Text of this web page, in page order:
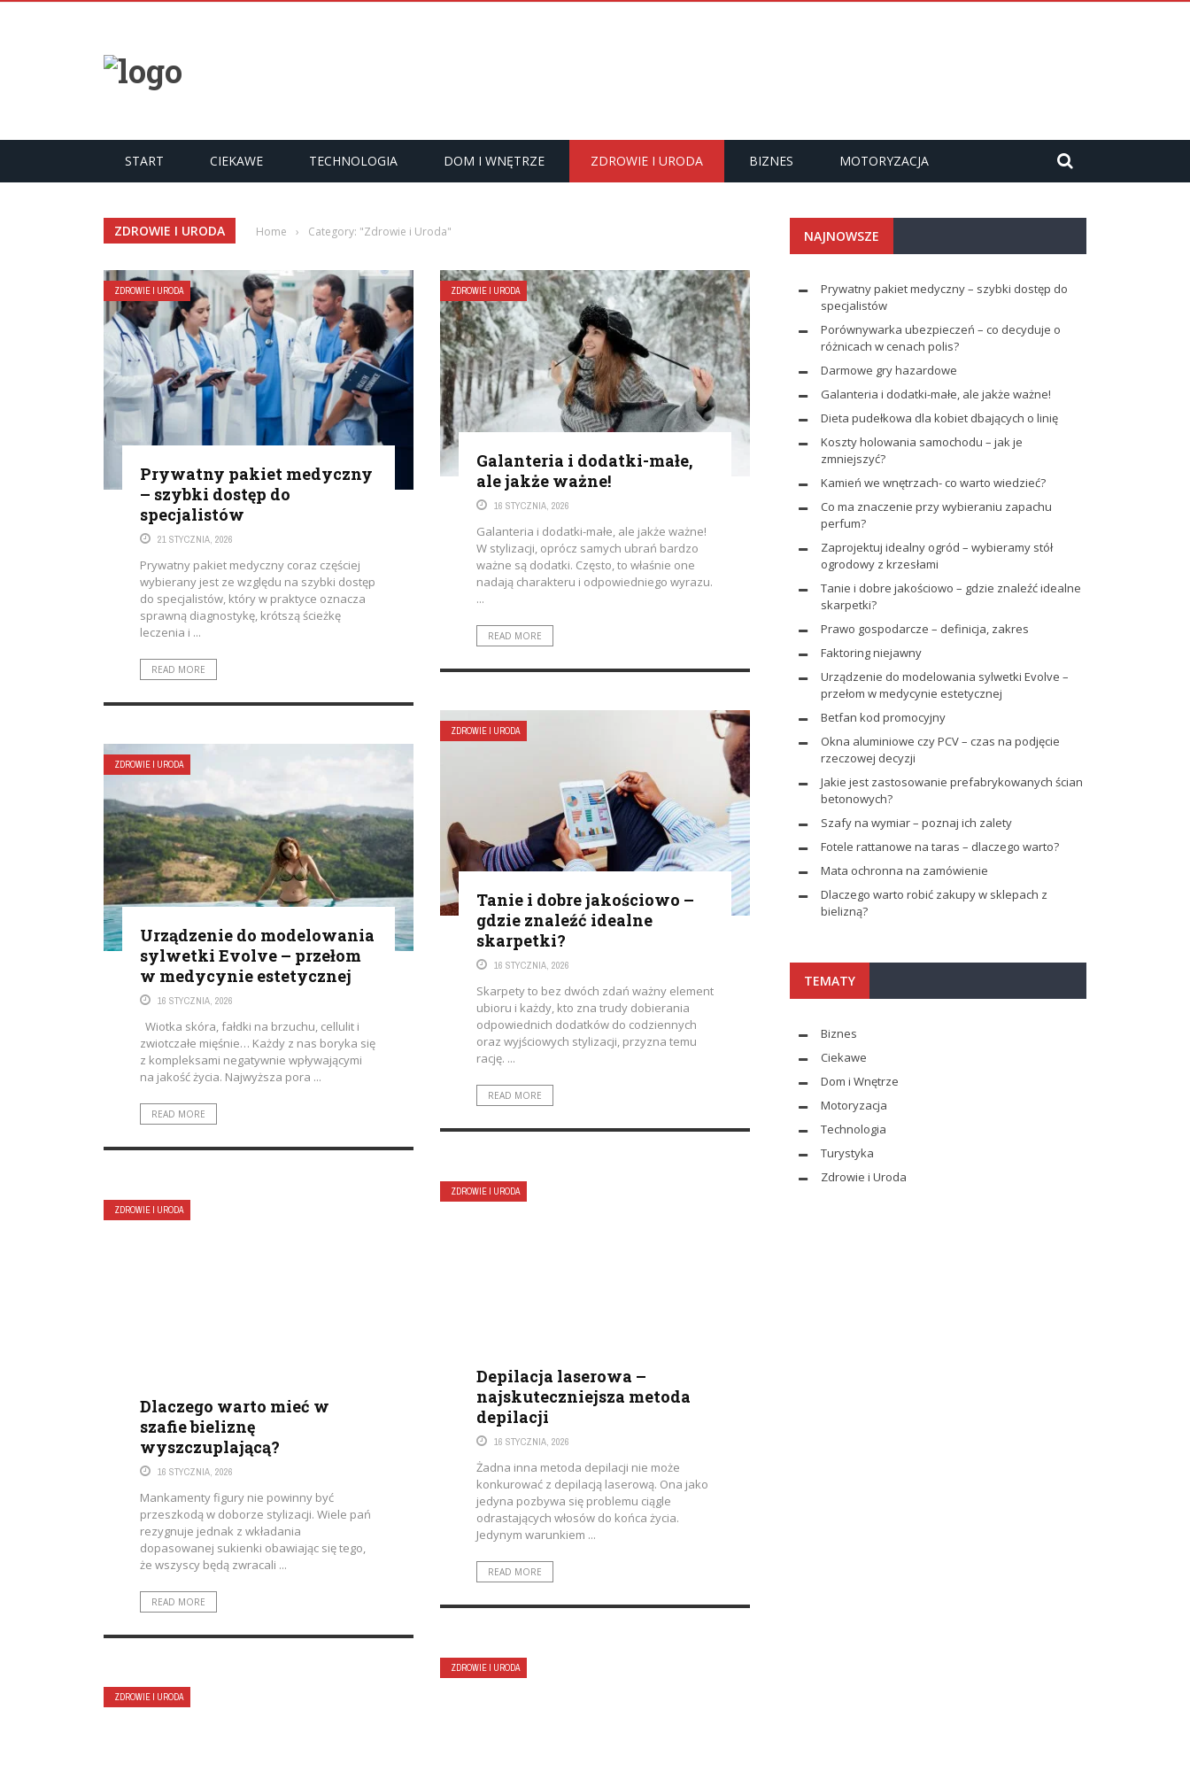
START CIEKAWE TECHNOLOGIA DOM I WNĘTRZE ZDROWIE I URODA BIZNES MOTORYZACJA
ZDROWIE I URODA Home › Category: "Zdrowie i Uroda"
ZDROWIE I URODA
Prywatny pakiet medyczny
– szybki dostęp do
specjalistów
21 STYCZNIA, 2026
Prywatny pakiet medyczny coraz częściej
wybierany jest ze względu na szybki dostęp
do specjalistów, który w praktyce oznacza
sprawną diagnostykę, krótszą ścieżkę
leczenia i ...
READ MORE
ZDROWIE I URODA
Galanteria i dodatki-małe,
ale jakże ważne!
16 STYCZNIA, 2026
Galanteria i dodatki-małe, ale jakże ważne!
W stylizacji, oprócz samych ubrań bardzo
ważne są dodatki. Często, to właśnie one
nadają charakteru i odpowiedniego wyrazu.
...
READ MORE
ZDROWIE I URODA
Tanie i dobre jakościowo –
gdzie znaleźć idealne
skarpetki?
16 STYCZNIA, 2026
Skarpety to bez dwóch zdań ważny element
ubioru i każdy, kto zna trudy dobierania
odpowiednich dodatków do codziennych
oraz wyjściowych stylizacji, przyzna temu
rację. ...
READ MORE
ZDROWIE I URODA
Urządzenie do modelowania
sylwetki Evolve – przełom
w medycynie estetycznej
16 STYCZNIA, 2026
Wiotka skóra, fałdki na brzuchu, cellulit i
zwiotczałe mięśnie… Każdy z nas boryka się
z kompleksami negatywnie wpływającymi
na jakość życia. Najwyższa pora ...
READ MORE
ZDROWIE I URODA
Depilacja laserowa –
najskuteczniejsza metoda
depilacji
16 STYCZNIA, 2026
Żadna inna metoda depilacji nie może
konkurować z depilacją laserową. Ona jako
jedyna pozbywa się problemu ciągle
odrastających włosów do końca życia.
Jedynym warunkiem ...
READ MORE
ZDROWIE I URODA
Dlaczego warto mieć w
szafie bieliznę
wyszczuplającą?
16 STYCZNIA, 2026
Mankamenty figury nie powinny być
przeszkodą w doborze stylizacji. Wiele pań
rezygnuje jednak z wkładania
dopasowanej sukienki obawiając się tego,
że wszyscy będą zwracali ...
READ MORE
ZDROWIE I URODA
ZDROWIE I URODA
NAJNOWSZE
Prywatny pakiet medyczny – szybki dostęp do
specjalistów
Porównywarka ubezpieczeń – co decyduje o
różnicach w cenach polis?
Darmowe gry hazardowe
Galanteria i dodatki-małe, ale jakże ważne!
Dieta pudełkowa dla kobiet dbających o linię
Koszty holowania samochodu – jak je
zmniejszyć?
Kamień we wnętrzach- co warto wiedzieć?
Co ma znaczenie przy wybieraniu zapachu
perfum?
Zaprojektuj idealny ogród – wybieramy stół
ogrodowy z krzesłami
Tanie i dobre jakościowo – gdzie znaleźć idealne
skarpetki?
Prawo gospodarcze – definicja, zakres
Faktoring niejawny
Urządzenie do modelowania sylwetki Evolve –
przełom w medycynie estetycznej
Betfan kod promocyjny
Okna aluminiowe czy PCV – czas na podjęcie
rzeczowej decyzji
Jakie jest zastosowanie prefabrykowanych ścian
betonowych?
Szafy na wymiar – poznaj ich zalety
Fotele rattanowe na taras – dlaczego warto?
Mata ochronna na zamówienie
Dlaczego warto robić zakupy w sklepach z
bielizną?
TEMATY
Biznes
Ciekawe
Dom i Wnętrze
Motoryzacja
Technologia
Turystyka
Zdrowie i Uroda